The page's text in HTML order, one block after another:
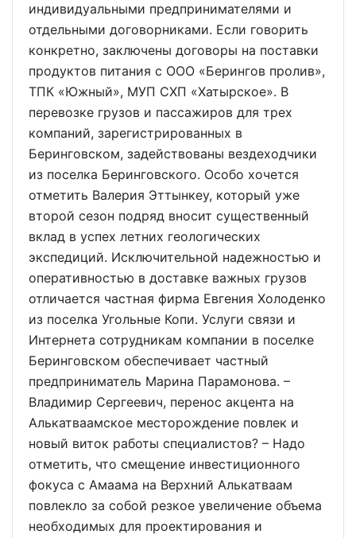
индивидуальными предпринимателями и
отдельными договорниками. Если говорить
конкретно, заключены договоры на поставки
продуктов питания с ООО «Берингов пролив»,
ТПК «Южный», МУП СХП «Хатырское». В
перевозке грузов и пассажиров для трех
компаний, зарегистрированных в
Беринговском, задействованы вездеходчики
из поселка Беринговского. Особо хочется
отметить Валерия Эттынкеу, который уже
второй сезон подряд вносит существенный
вклад в успех летних геологических
экспедиций. Исключительной надежностью и
оперативностью в доставке важных грузов
отличается частная фирма Евгения Холоденко
из поселка Угольные Копи. Услуги связи и
Интернета сотрудникам компании в поселке
Беринговском обеспечивает частный
предприниматель Марина Парамонова. –
Владимир Сергеевич, перенос акцента на
Алькатваамское месторождение повлек и
новый виток работы специалистов? – Надо
отметить, что смещение инвестиционного
фокуса с Амаама на Верхний Алькатваам
повлекло за собой резкое увеличение объема
необходимых для проектирования и